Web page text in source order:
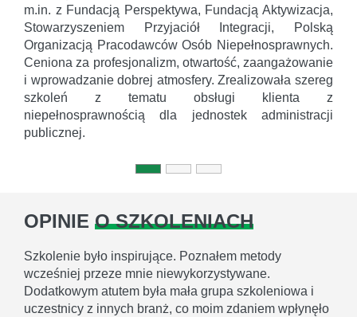
m.in. z Fundacją Perspektywa, Fundacją Aktywizacja,
Stowarzyszeniem Przyjaciół Integracji, Polską
Organizacją Pracodawców Osób Niepełnosprawnych.
Ceniona za profesjonalizm, otwartość, zaangażowanie
i wprowadzanie dobrej atmosfery. Zrealizowała szereg
szkoleń z tematu obsługi klienta z
niepełnosprawnością dla jednostek administracji
publicznej.
OPINIE O SZKOLENIACH
Szkolenie było inspirujące. Poznałem metody
wcześniej przeze mnie niewykorzystywane.
Dodatkowym atutem była mała grupa szkoleniowa i
uczestnicy z innych branż, co moim zdaniem wpłynęło